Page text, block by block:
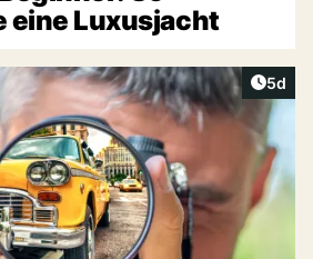
eine Luxusjacht
5d